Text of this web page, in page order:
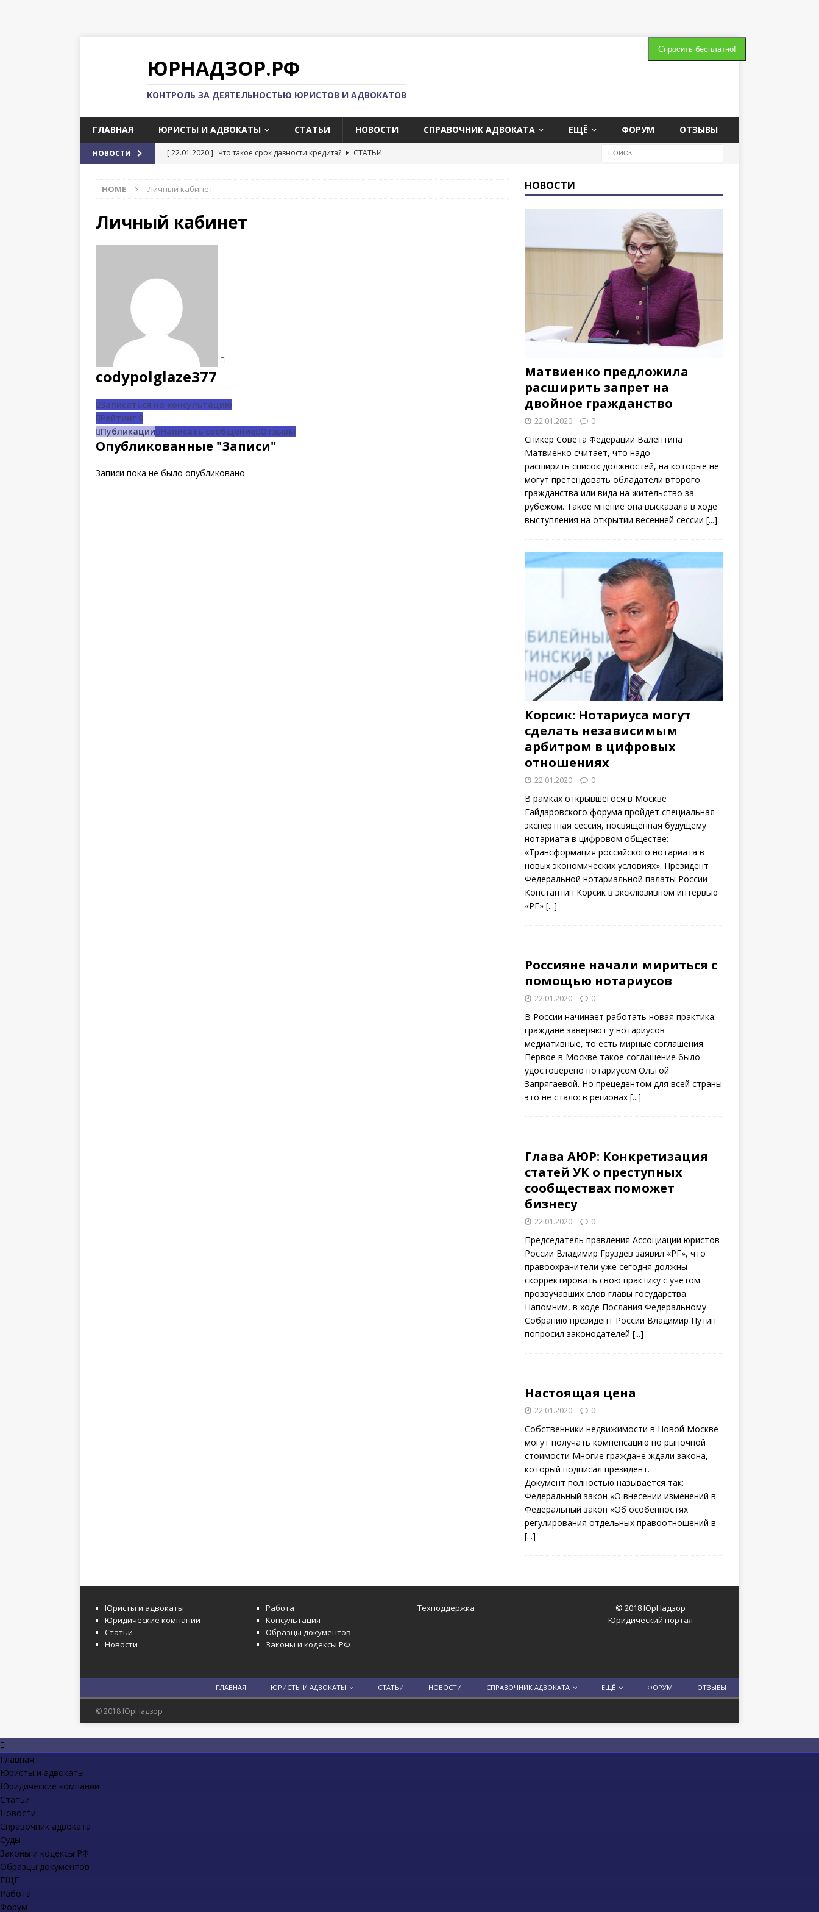
Cпросить бесплатно!
ЮРНАДЗОР.РФ
КОНТРОЛЬ ЗА ДЕЯТЕЛЬНОСТЬЮ ЮРИСТОВ И АДВОКАТОВ
ГЛАВНАЯ ЮРИСТЫ И АДВОКАТЫ СТАТЬИ НОВОСТИ СПРАВОЧНИК АДВОКАТА ЕЩЁ ФОРУМ ОТЗЫВЫ
НОВОСТИ [ 22.01.2020 ] Что такое срок давности кредита?
СТАТЬИ
[ 22.01.2020 ]
[ 22.01.2020 ]
HOME Личный кабинет
Личный кабинет
codypolglaze377
Записаться на консультацию
Рейтинг 0
Публикации Написать сообщение Отзывы
Опубликованные "Записи"
Записи пока не было опубликовано
НОВОСТИ
Матвиенко предложила
расширить запрет на
двойное гражданство
22.01.2020 0
Спикер Совета Федерации Валентина
Матвиенко считает, что надо
расширить список должностей, на которые не
могут претендовать обладатели второго
гражданства или вида на жительство за
рубежом. Такое мнение она высказала в ходе
выступления на открытии весенней сессии [...]
Корсик: Нотариуса могут
сделать независимым
арбитром в цифровых
отношениях
22.01.2020 0
В рамках открывшегося в Москве
Гайдаровского форума пройдет специальная
экспертная сессия, посвященная будущему
нотариата в цифровом обществе:
«Трансформация российского нотариата в
новых экономических условиях». Президент
Федеральной нотариальной палаты России
Константин Корсик в эксклюзивном интервью
«РГ» [...]
Россияне начали мириться с
помощью нотариусов
22.01.2020 0
В России начинает работать новая практика:
граждане заверяют у нотариусов
медиативные, то есть мирные соглашения.
Первое в Москве такое соглашение было
удостоверено нотариусом Ольгой
Запрягаевой. Но прецедентом для всей страны
это не стало: в регионах [...]
Глава АЮР: Конкретизация
статей УК о преступных
сообществах поможет
бизнесу
22.01.2020 0
Председатель правления Ассоциации юристов
России Владимир Груздев заявил «РГ», что
правоохранители уже сегодня должны
скорректировать свою практику с учетом
прозвучавших слов главы государства.
Напомним, в ходе Послания Федеральному
Собранию президент России Владимир Путин
попросил законодателей [...]
Настоящая цена
22.01.2020 0
Собственники недвижимости в Новой Москве
могут получать компенсацию по рыночной
стоимости Многие граждане ждали закона,
который подписал президент.
Документ полностью называется так:
Федеральный закон «О внесении изменений в
Федеральный закон «Об особенностях
регулирования отдельных правоотношений в
[...]
Юристы и адвокаты
Юридические компании
Статьи
Новости
Работа
Консультация
Образцы документов
Законы и кодексы РФ
Техподдержка
© 2018 ЮрНадзор
Юридический портал
ГЛАВНАЯ ЮРИСТЫ И АДВОКАТЫ СТАТЬИ НОВОСТИ СПРАВОЧНИК АДВОКАТА ЕЩЁ ФОРУМ ОТЗЫВЫ
© 2018 ЮрНадзор
Главная
Юристы и адвокаты
Юридические компании
Статьи
Новости
Справочник адвоката
Суды
Законы и кодексы РФ
Образцы документов
ЕЩЁ
Работа
Форум